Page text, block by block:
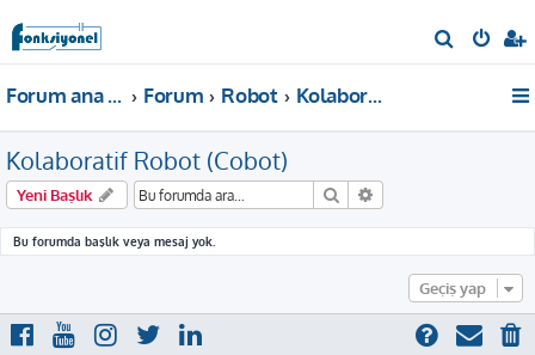
r
Forum ana sayfa Forum Robot Kolaboratif Robot (Cobot)
Kolaboratif Robot (Cobot)
Yeni Başlık Ara
Bu forumda başlık veya mesaj yok.
Geçiş yap